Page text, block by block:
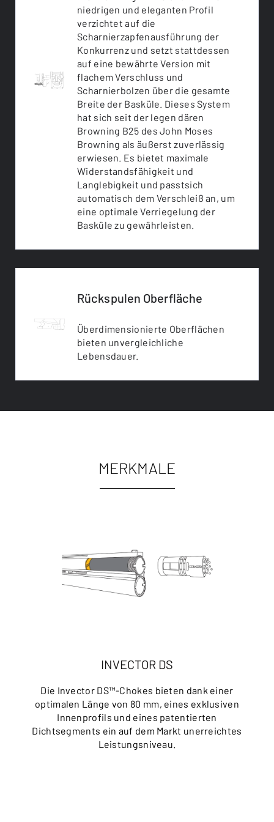
niedrigen und eleganten Profil
verzichtet auf die
Scharnierzapfenausführung der
Konkurrenz und setzt stattdessen
auf eine bewährte Version mit
flachem Verschluss und
Scharnierbolzen über die gesamte
Breite der Basküle. Dieses System
hat sich seit der legen dären
Browning B25 des John Moses
Browning als äußerst zuverlässig
erwiesen. Es bietet maximale
Widerstandsfähigkeit und
Langlebigkeit und passtsich
automatisch dem Verschleiß an, um
eine optimale Verriegelung der
Basküle zu gewährleisten.
Rückspulen Oberfläche
Überdimensionierte Oberflächen
bieten unvergleichliche
Lebensdauer.
MERKMALE
INVECTOR DS
Die Invector DS™-Chokes bieten dank einer
optimalen Länge von 80 mm, eines exklusiven
Innenprofils und eines patentierten
Dichtsegments ein auf dem Markt unerreichtes
Leistungsniveau.